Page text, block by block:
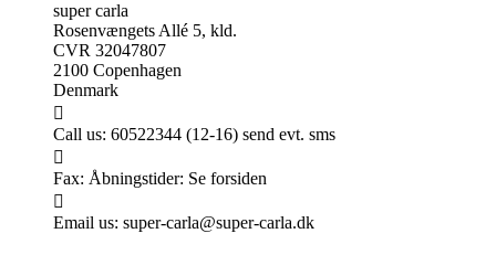
super carla
Rosenvængets Allé 5, kld.
CVR 32047807
2100 Copenhagen
Denmark

Call us: 60522344 (12-16) send evt. sms

Fax: Åbningstider: Se forsiden

Email us: super-carla@super-carla.dk